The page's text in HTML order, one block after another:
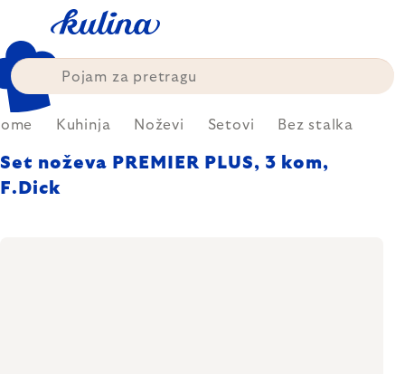
content
Kuhinja Noževi Setovi Bez stalka
Set noževa PREMIER PLUS, 3 kom,
F.Dick